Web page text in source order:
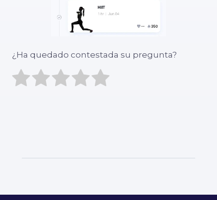
¿Ha quedado contestada su pregunta?